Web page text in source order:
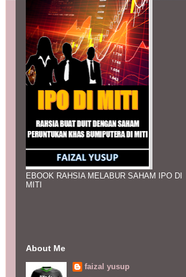
EBOOK RAHSIA MELABUR SAHAM IPO DI
MITI
About Me
faizal yusup